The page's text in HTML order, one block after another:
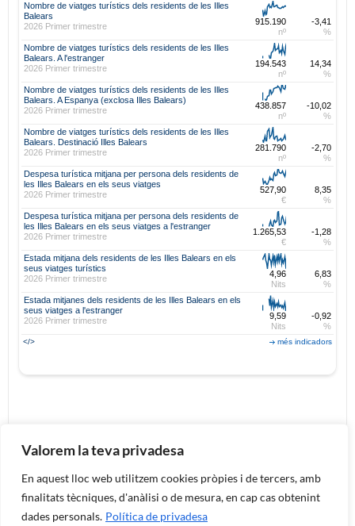
Valorem la teva privadesa
En aquest lloc web utilitzem cookies pròpies i de tercers, amb
finalitats tècniques, d'anàlisi o de mesura, en cap cas obtenint
dades personals. Política de privadesa
Nombre de viatges turístics dels residents de les Illes
Balears
2026 Primer trimestre
915.190
nº
-3,41
%
Nombre de viatges turístics dels residents de les Illes
Balears. A l'estranger
2026 Primer trimestre
194.543
nº
14,34
%
Nombre de viatges turístics dels residents de les Illes
Balears. A Espanya (exclosa Illes Balears)
2026 Primer trimestre
438.857
nº
-10,02
%
Nombre de viatges turístics dels residents de les Illes
Balears. Destinació Illes Balears
2026 Primer trimestre
281.790
nº
-2,70
%
Despesa turística mitjana per persona dels residents de
les Illes Balears en els seus viatges
2026 Primer trimestre
527,90
€
8,35
%
Despesa turística mitjana per persona dels residents de
les Illes Balears en els seus viatges a l'estranger
2026 Primer trimestre
1.265,53
€
-1,28
%
Estada mitjana dels residents de les Illes Balears en els
seus viatges turístics
2026 Primer trimestre
4,96
Nits
6,83
%
Estada mitjanes dels residents de les Illes Balears en els
seus viatges a l'estranger
2026 Primer trimestre
9,59
Nits
-0,92
%
</> més indicadors
Institut d'Estadística de les Illes Balears
C/ Miquel Santandreu, 4, Baixos - 07006